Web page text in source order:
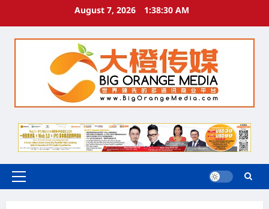
August 7, 2026 1:38:31 AM
Primary